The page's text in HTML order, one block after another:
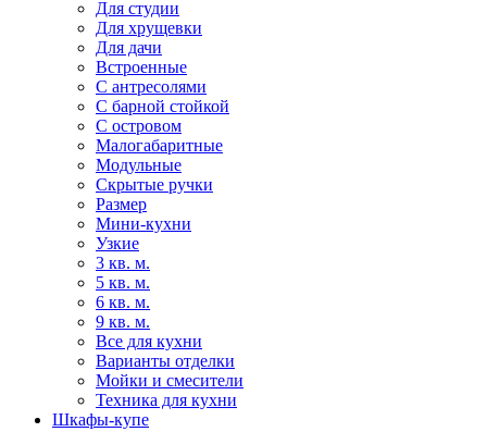
Для студии
Для хрущевки
Для дачи
Встроенные
С антресолями
С барной стойкой
С островом
Малогабаритные
Модульные
Скрытые ручки
Размер
Мини-кухни
Узкие
3 кв. м.
5 кв. м.
6 кв. м.
9 кв. м.
Все для кухни
Варианты отделки
Мойки и смесители
Техника для кухни
Шкафы-купе